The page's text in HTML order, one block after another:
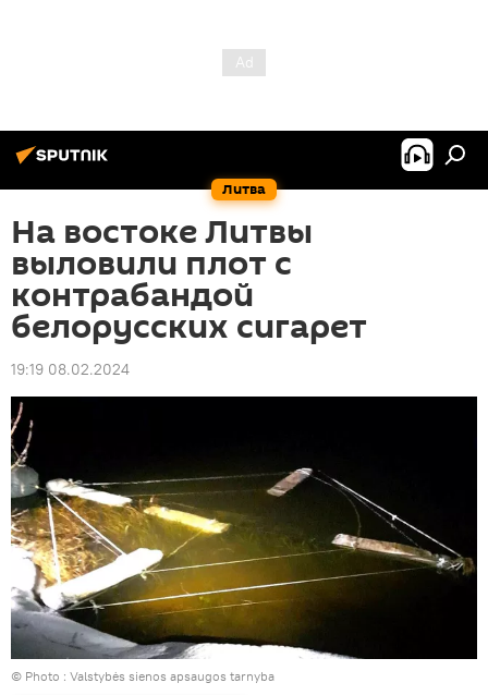
Литва
На востоке Литвы
выловили плот с
контрабандой
белорусских сигарет
19:19 08.02.2024
© Photo : Valstybės sienos apsaugos tarnyba